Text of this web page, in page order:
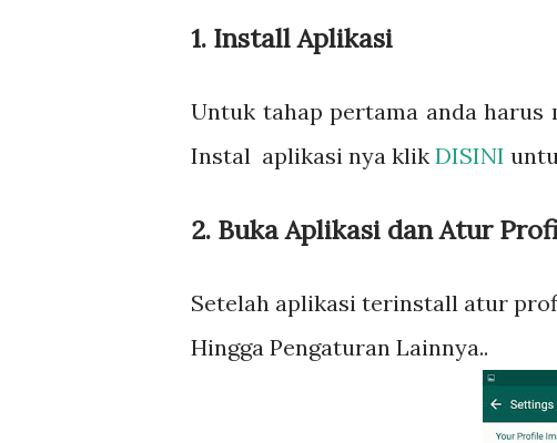
1. Install Aplikasi
Untuk tahap pertama anda harus
Instal aplikasi nya klik DISINI
2. Buka Aplikasi dan Atur
Setelah aplikasi terinstall atur
Hingga Pengaturan Lainnya..